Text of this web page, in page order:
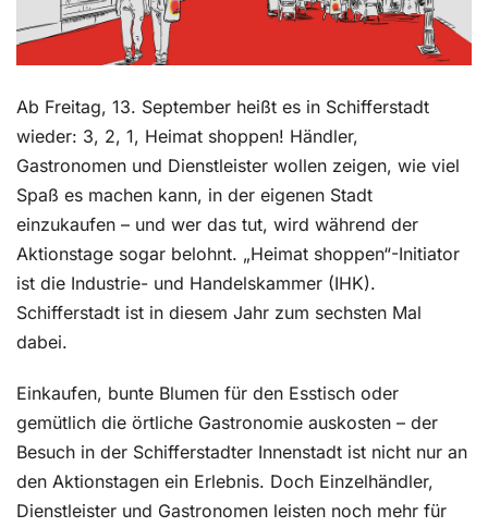
Ab Freitag, 13. September heißt es in Schifferstadt
wieder: 3, 2, 1, Heimat shoppen! Händler,
Gastronomen und Dienstleister wollen zeigen, wie viel
Spaß es machen kann, in der eigenen Stadt
einzukaufen – und wer das tut, wird während der
Aktionstage sogar belohnt. „Heimat shoppen“-Initiator
ist die Industrie- und Handelskammer (IHK).
Schifferstadt ist in diesem Jahr zum sechsten Mal
dabei.
Einkaufen, bunte Blumen für den Esstisch oder
gemütlich die örtliche Gastronomie auskosten – der
Besuch in der Schifferstadter Innenstadt ist nicht nur an
den Aktionstagen ein Erlebnis. Doch Einzelhändler,
Dienstleister und Gastronomen leisten noch mehr für